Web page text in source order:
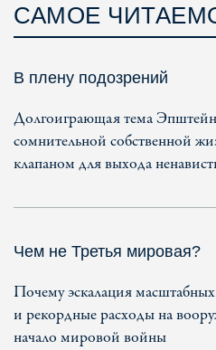
САМОЕ
В плену подозрений
Долгоиграющая тема
сомнительной собственной
клапаном для выхода
Чем не Третья мировая?
Почему эскалация
и рекордные расходы на
начало мировой войны